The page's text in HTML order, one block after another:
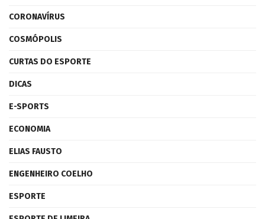
CORONAVÍRUS
COSMÓPOLIS
CURTAS DO ESPORTE
DICAS
E-SPORTS
ECONOMIA
ELIAS FAUSTO
ENGENHEIRO COELHO
ESPORTE